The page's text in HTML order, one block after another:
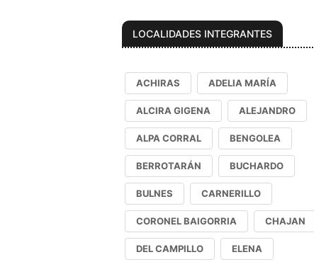
LOCALIDADES INTEGRANTES
ACHIRAS ADELIA MARÍA
ALCIRA GIGENA ALEJANDRO
ALPA CORRAL BENGOLEA
BERROTARÁN BUCHARDO
BULNES CARNERILLO
CORONEL BAIGORRIA CHAJAN
DEL CAMPILLO ELENA